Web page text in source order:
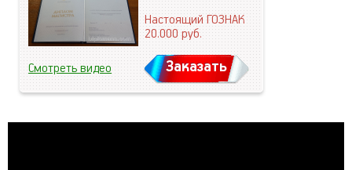
Настоящий ГОЗНАК
20.000руб.
Смотреть видео Заказать